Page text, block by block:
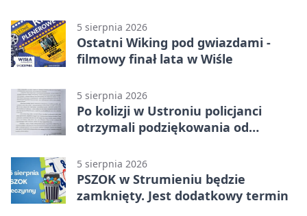
5 sierpnia 2026
Ostatni Wiking pod gwiazdami -
filmowy finał lata w Wiśle
5 sierpnia 2026
Po kolizji w Ustroniu policjanci
otrzymali podziękowania od
5 sierpnia 2026
PSZOK w Strumieniu będzie
zamknięty. Jest dodatkowy termin